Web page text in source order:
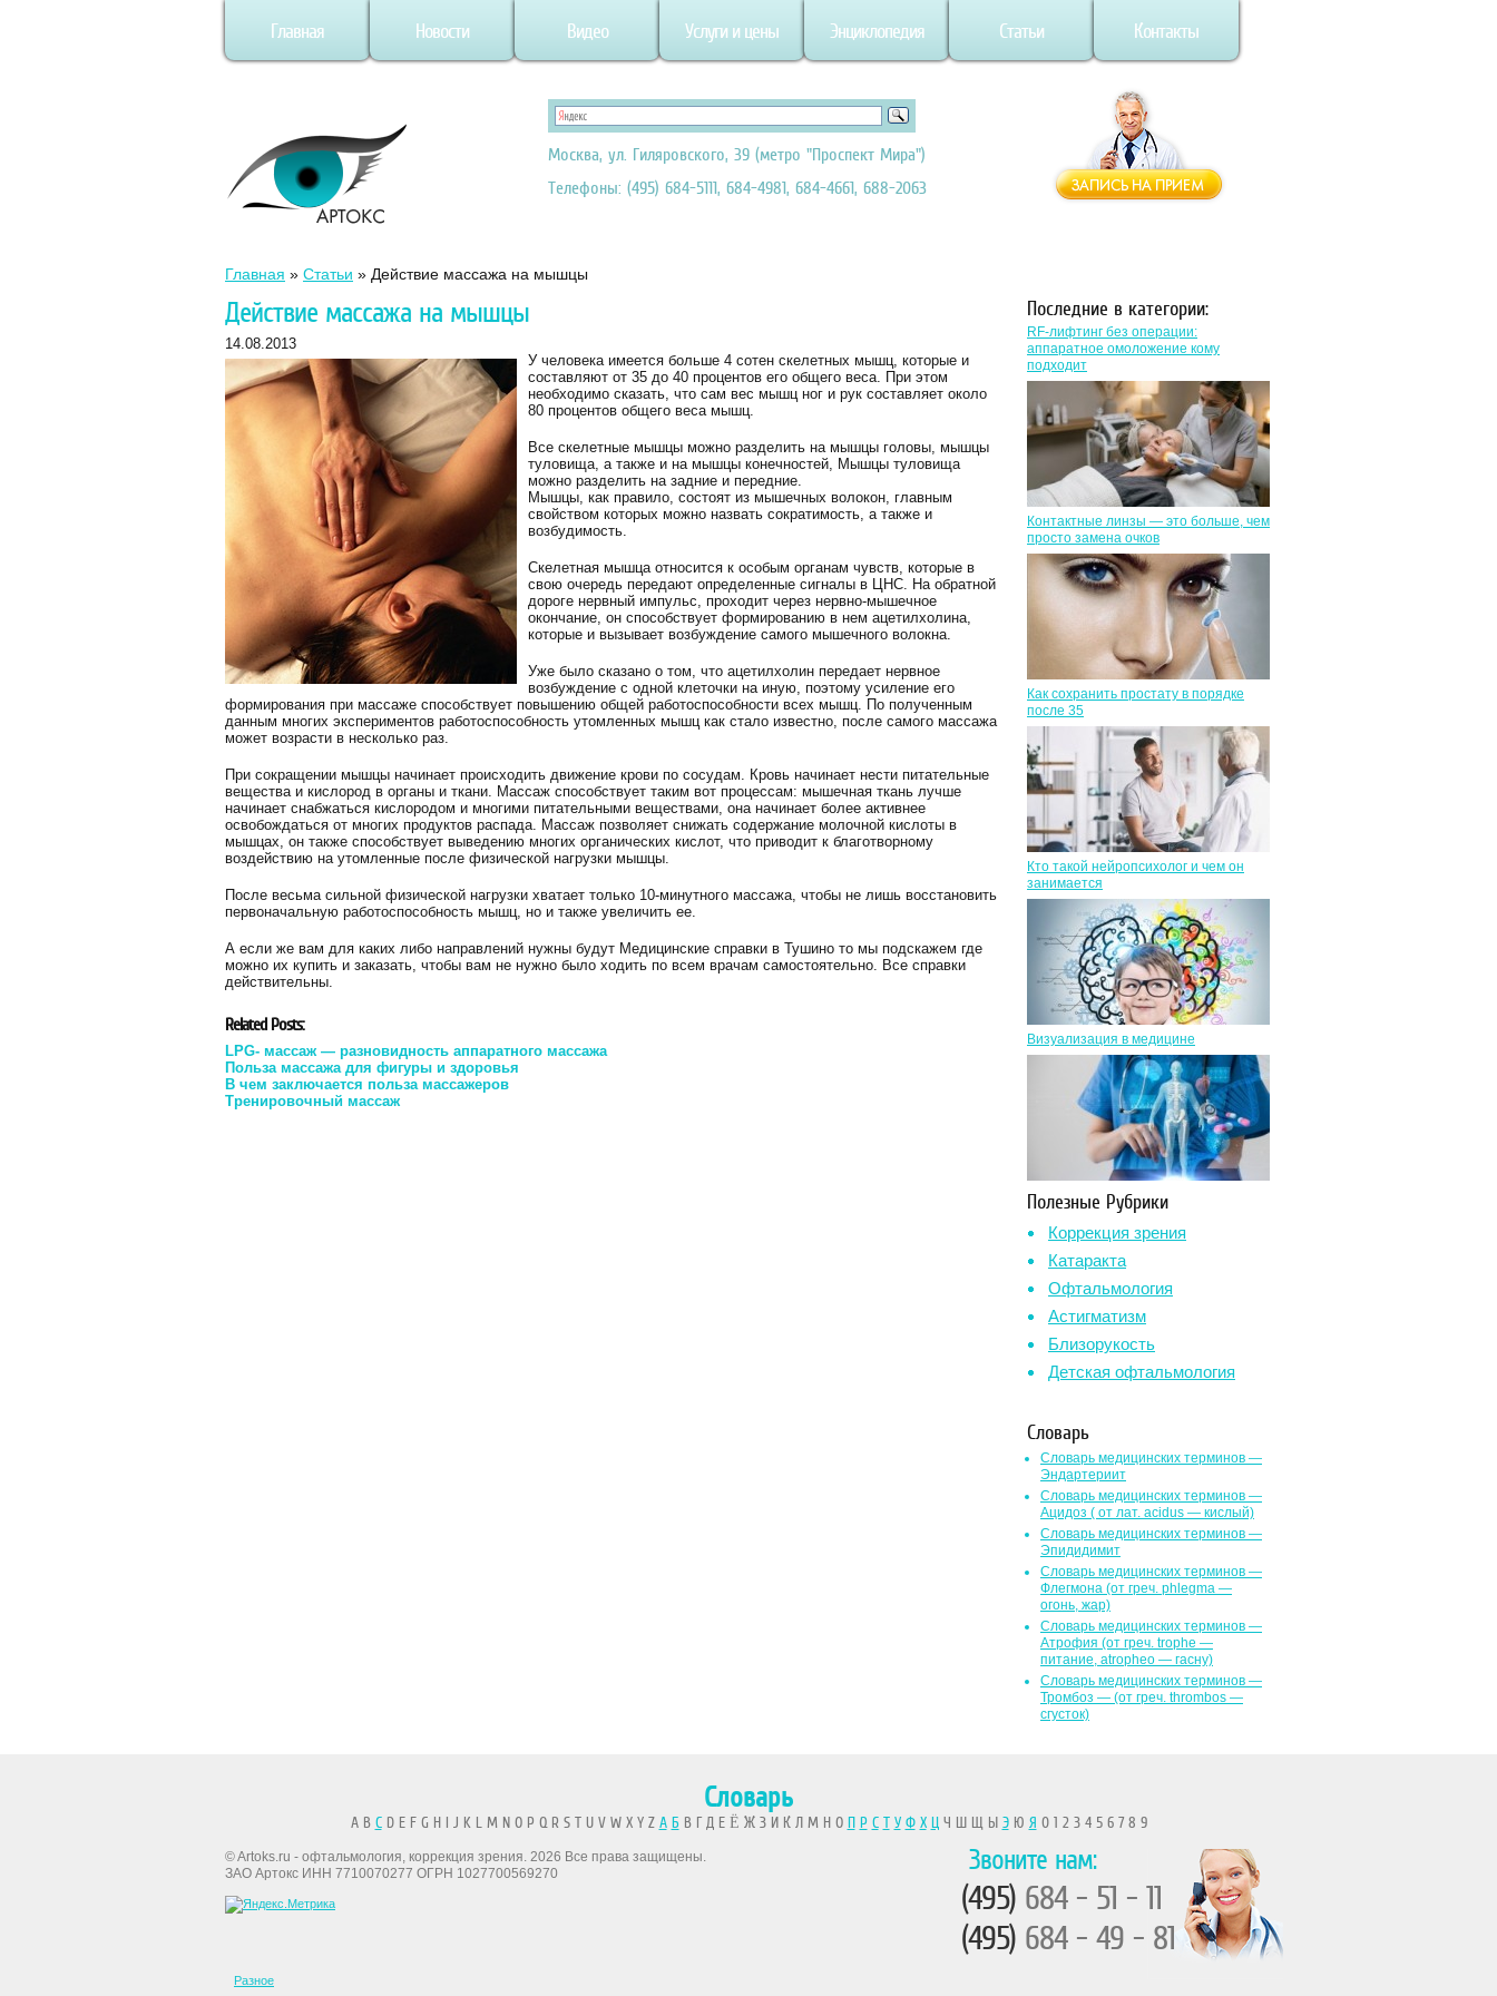
Главная Новости Видео Услуги и цены Энциклопедия Статьи Контакты
Москва, ул. Гиляровского, 39 (метро "Проспект Мира")
Телефоны: (495) 684-5111, 684-4981, 684-4661, 688-2063
Главная » Статьи » Действие массажа на мышцы
Действие массажа на мышцы
14.08.2013
У человека имеется больше 4 сотен скелетных мышц, которые и
составляют от 35 до 40 процентов его общего веса. При этом
необходимо сказать, что сам вес мышц ног и рук составляет около
80 процентов общего веса мышц.
Все скелетные мышцы можно разделить на мышцы головы, мышцы
туловища, а также и на мышцы конечностей, Мышцы туловища
можно разделить на задние и передние.
Мышцы, как правило, состоят из мышечных волокон, главным
свойством которых можно назвать сократимость, а также и
возбудимость.
Скелетная мышца относится к особым органам чувств, которые в
свою очередь передают определенные сигналы в ЦНС. На обратной
дороге нервный импульс, проходит через нервно-мышечное
окончание, он способствует формированию в нем ацетилхолина,
которые и вызывает возбуждение самого мышечного волокна.
Уже было сказано о том, что ацетилхолин передает нервное
возбуждение с одной клеточки на иную, поэтому усиление его
формирования при массаже способствует повышению общей работоспособности всех мышц. По полученным
данным многих экспериментов работоспособность утомленных мышц как стало известно, после самого массажа
может возрасти в несколько раз.
При сокращении мышцы начинает происходить движение крови по сосудам. Кровь начинает нести питательные
вещества и кислород в органы и ткани. Массаж способствует таким вот процессам: мышечная ткань лучше
начинает снабжаться кислородом и многими питательными веществами, она начинает более активнее
освобождаться от многих продуктов распада. Массаж позволяет снижать содержание молочной кислоты в
мышцах, он также способствует выведению многих органических кислот, что приводит к благотворному
воздействию на утомленные после физической нагрузки мышцы.
После весьма сильной физической нагрузки хватает только 10-минутного массажа, чтобы не лишь восстановить
первоначальную работоспособность мышц, но и также увеличить ее.
А если же вам для каких либо направлений нужны будут Медицинские справки в Тушино то мы подскажем где
можно их купить и заказать, чтобы вам не нужно было ходить по всем врачам самостоятельно. Все справки
действительны.
Related Posts:
LPG- массаж — разновидность аппаратного массажа
Польза массажа для фигуры и здоровья
В чем заключается польза массажеров
Тренировочный массаж
Последние в категории:
RF-лифтинг без операции:
аппаратное омоложение кому
подходит
Контактные линзы — это больше, чем
просто замена очков
Как сохранить простату в порядке
после 35
Кто такой нейропсихолог и чем он
занимается
Визуализация в медицине
Полезные Рубрики
Коррекция зрения
Катаракта
Офтальмология
Астигматизм
Близорукость
Детская офтальмология
Словарь
Словарь медицинских терминов —
Эндартериит
Словарь медицинских терминов —
Ацидоз ( от лат. асidus — кислый)
Словарь медицинских терминов —
Эпидидимит
Словарь медицинских терминов —
Флегмона (от гpeч. phlegma —
огонь, жар)
Словарь медицинских терминов —
Атрофия (от греч. trophe —
питание, atropheo — гасну)
Словарь медицинских терминов —
Тромбоз — (от греч. thrombos —
сгусток)
Словарь
A B CD E F G H I J K L M N O P Q R S T U V W X Y Z А БВ Г Д Е Ё Ж З И К Л М Н О П Р С Т У Ф Х ЦЧ Ш Щ Ы ЭЮ Я 0 1 2 3 4 5 6 7 8 9
© Artoks.ru - офтальмология, коррекция зрения. 2026 Все права защищены.
ЗАО Артокс ИНН 7710070277 ОГРН 1027700569270
Звоните нам:
(495) 684 - 51 - 11
(495) 684 - 49 - 81
Разное